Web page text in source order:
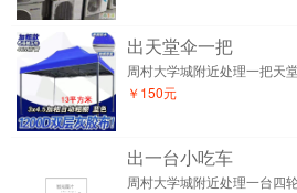
出天堂伞一把
周村大学城附近处理一把天
￥150元
出一台小吃车
周村大学城附近处理一台四